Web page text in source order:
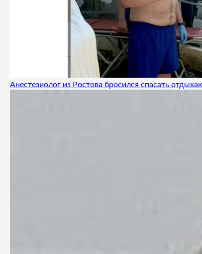
Анестезиолог из Ростова бросился спасать